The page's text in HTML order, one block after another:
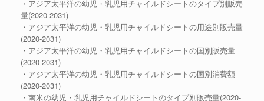
・アジア太平洋の幼児・乳児用チャイルドシートのタイプ別販売
量(2020-2031)
・アジア太平洋の幼児・乳児用チャイルドシートの用途別販売量
(2020-2031)
・アジア太平洋の幼児・乳児用チャイルドシートの国別販売量
(2020-2031)
・アジア太平洋の幼児・乳児用チャイルドシートの国別消費額
(2020-2031)
・南米の幼児・乳児用チャイルドシートのタイプ別販売量(2020-